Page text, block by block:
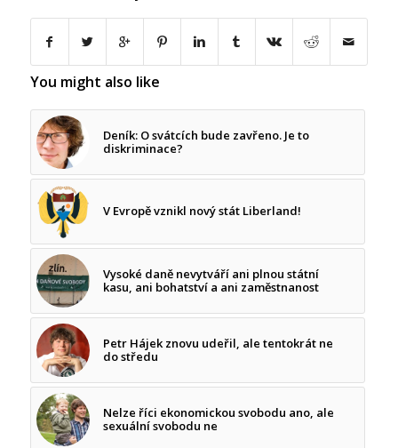
You might also like
Deník: O svátcích bude zavřeno. Je to
diskriminace?
V Evropě vznikl nový stát Liberland!
Vysoké daně nevytváří ani plnou státní
kasu, ani bohatství a ani zaměstnanost
Petr Hájek znovu udeřil, ale tentokrát ne
do středu
Nelze říci ekonomickou svobodu ano, ale
sexuální svobodu ne